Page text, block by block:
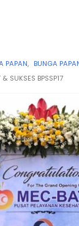
PAPAN, BUNGA
SUKSES BPSSP17